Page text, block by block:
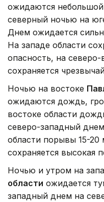
ожидаются
северный ночью на
Днем ожидается
На западе области
опасность, на
сохраняется
Ночью на востоке
ожидаются дождь,
востоке области
северо-западный
области порывы 15-20
сохраняется высокая
Ночью и утром на
области ожидается
западный днем на